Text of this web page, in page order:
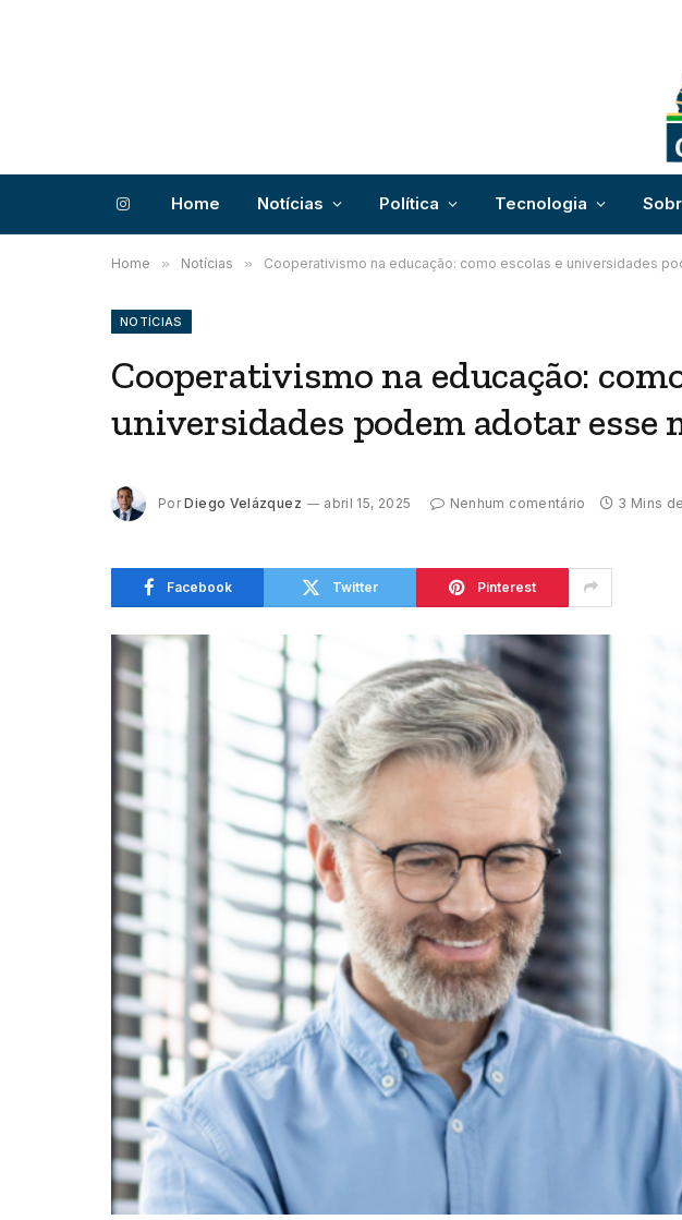
InstagramHome Notícias Política Tecnologia
Home » Notícias » Cooperativismo na educação: como escolas e universidades
NOTÍCIAS
Cooperativismo na educação:
universidades podem adotar esse
Por Diego Velázquez abril 15, 2025 Nenhum comentário 3 Mins
Facebook Twitter Pinterest